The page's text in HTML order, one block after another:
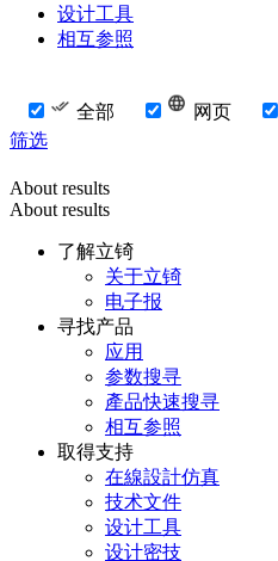
设计工具
相互参照
全部 网页
筛选
About results
About results
了解立锜
关于立锜
电子报
寻找产品
应用
参数搜寻
產品快速搜寻
相互参照
取得支持
在線設計仿真
技术文件
设计工具
设计密技